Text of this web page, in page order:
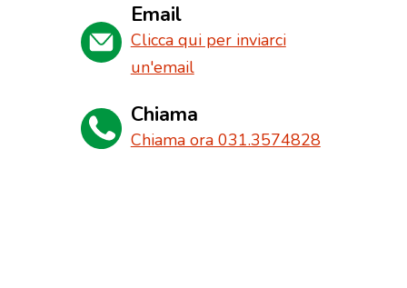
Email
Clicca qui per inviarci
un'email
Chiama
Chiama ora 031.3574828